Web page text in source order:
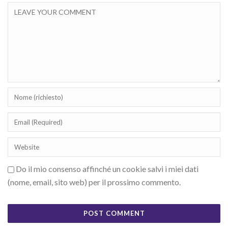
Do il mio consenso affinché un cookie salvi i miei dati
(nome, email, sito web) per il prossimo commento.